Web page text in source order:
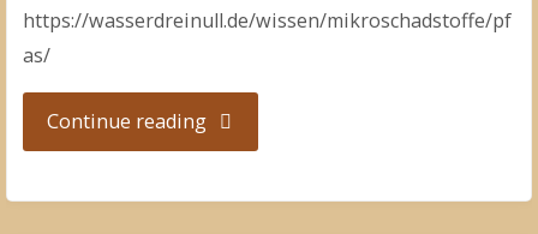
https://wasserdreinull.de/wissen/mikroschadstoffe/pf
as/
Continue reading"PFAS"